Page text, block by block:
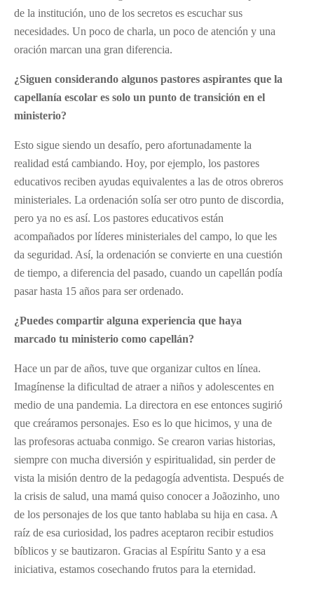
de la institución, uno de los secretos es escuchar sus
necesidades. Un poco de charla, un poco de atención y una
oración marcan una gran diferencia.
¿Siguen considerando algunos pastores aspirantes que la
capellanía escolar es solo un punto de transición en el
ministerio?
Esto sigue siendo un desafío, pero afortunadamente la
realidad está cambiando. Hoy, por ejemplo, los pastores
educativos reciben ayudas equivalentes a las de otros obreros
ministeriales. La ordenación solía ser otro punto de discordia,
pero ya no es así. Los pastores educativos están
acompañados por líderes ministeriales del campo, lo que les
da seguridad. Así, la ordenación se convierte en una cuestión
de tiempo, a diferencia del pasado, cuando un capellán podía
pasar hasta 15 años para ser ordenado.
¿Puedes compartir alguna experiencia que haya
marcado tu ministerio como capellán?
Hace un par de años, tuve que organizar cultos en línea.
Imagínense la dificultad de atraer a niños y adolescentes en
medio de una pandemia. La directora en ese entonces sugirió
que creáramos personajes. Eso es lo que hicimos, y una de
las profesoras actuaba conmigo. Se crearon varias historias,
siempre con mucha diversión y espiritualidad, sin perder de
vista la misión dentro de la pedagogía adventista. Después de
la crisis de salud, una mamá quiso conocer a Joãozinho, uno
de los personajes de los que tanto hablaba su hija en casa. A
raíz de esa curiosidad, los padres aceptaron recibir estudios
bíblicos y se bautizaron. Gracias al Espíritu Santo y a esa
iniciativa, estamos cosechando frutos para la eternidad.